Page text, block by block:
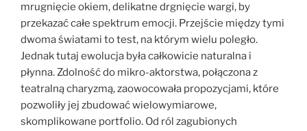
mrugnięcie okiem, delikatne drgnięcie wargi, by
przekazać całe spektrum emocji. Przejście między tymi
dwoma światami to test, na którym wielu poległo.
Jednak tutaj ewolucja była całkowicie naturalna i
płynna. Zdolność do mikro-aktorstwa, połączona z
teatralną charyzmą, zaowocowała propozycjami, które
pozwoliły jej zbudować wielowymiarowe,
skomplikowane portfolio. Od ról zagubionych